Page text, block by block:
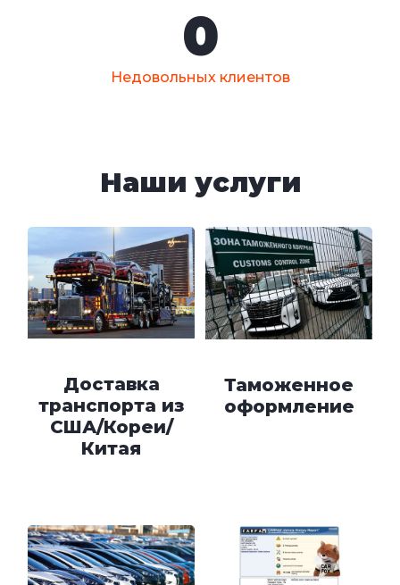
Недовольных клиентов
0
Наши услуги
Доставка
транспорта из
США/Кореи/
Китая
Таможенное
оформление